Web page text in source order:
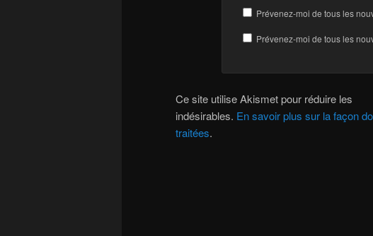
Prévenez-moi de tous les
Prévenez-moi de tous les
Ce site utilise Akismet pour réduire les
indésirables. En savoir plus sur la façon
traitées.